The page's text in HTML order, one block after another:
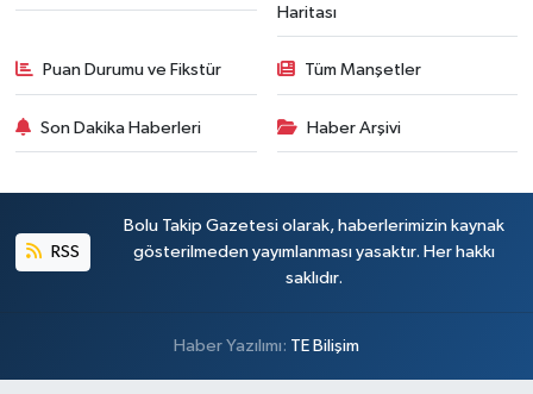
Haritası
Puan Durumu ve Fikstür Tüm Manşetler
Son Dakika Haberleri Haber Arşivi
RSS
Bolu Takip Gazetesi olarak, haberlerimizin kaynak
gösterilmeden yayımlanması yasaktır. Her hakkı
saklıdır.
Haber Yazılımı: TE Bilişim